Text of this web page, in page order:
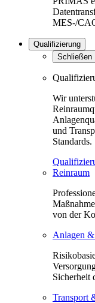
MES-/
Qualifizierung
Schließen
Wir
und
Standards.
Reinraum
von der
Anlagen
Sicherheit
Transport